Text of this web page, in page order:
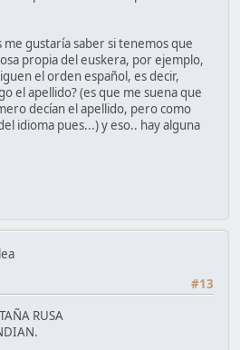
gustaría saber si tenemos que
propia del euskera, por ejemplo,
el orden español, es decir,
el apellido? (es que me suena que
decían el apellido, pero como
idioma pues...) y eso.. hay alguna
#13
RUSA